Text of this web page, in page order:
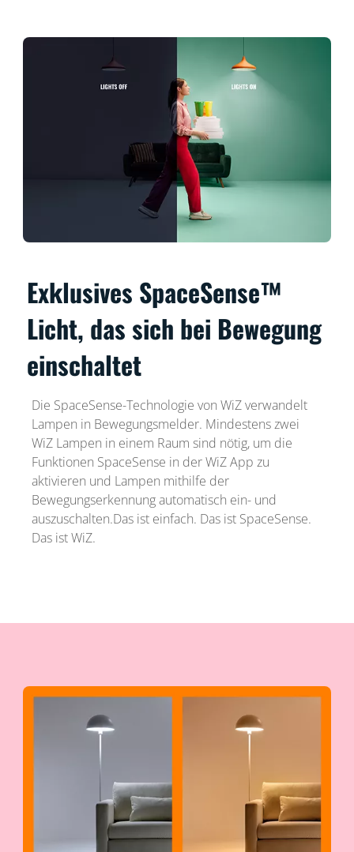
Exklusives SpaceSense™
Licht, das sich bei Bewegung
einschaltet
Die SpaceSense-Technologie von WiZ verwandelt
Lampen in Bewegungsmelder. Mindestens zwei
WiZ Lampen in einem Raum sind nötig, um die
Funktionen SpaceSense in der WiZ App zu
aktivieren und Lampen mithilfe der
Bewegungserkennung automatisch ein- und
auszuschalten.Das ist einfach. Das ist SpaceSense.
Das ist WiZ.